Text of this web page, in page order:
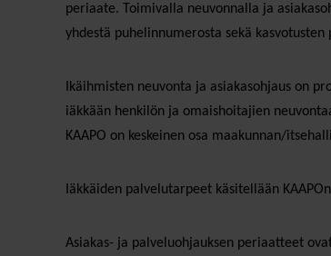
periaate. Toimivalla neuvonnalla ja
yhdestä puhelinnumerosta sekä kasvotusten
Ikäihmisten neuvonta ja asiakasohjaus on
iäkkään henkilön ja omaishoitajien
KAAPO on keskeinen osa maakunnan/
Iäkkäiden palvelutarpeet käsitellään
Asiakas- ja palveluohjauksen periaatteet